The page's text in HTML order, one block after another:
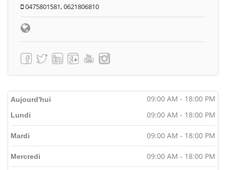
0475801581, 0621806810
Aujourd'hui 09:00 AM - 18:00 PM
Lundi 09:00 AM - 18:00 PM
Mardi 09:00 AM - 18:00 PM
Mercredi 09:00 AM - 18:00 PM